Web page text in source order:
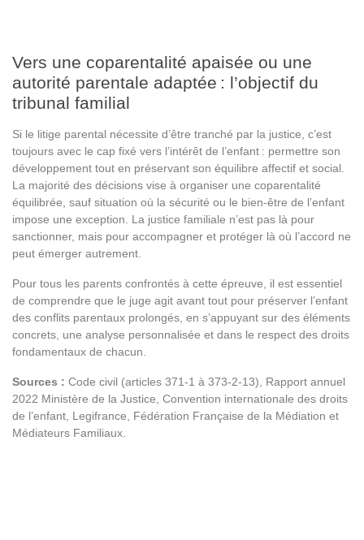
Vers une coparentalité apaisée ou une
autorité parentale adaptée : l’objectif du
tribunal familial
Si le litige parental nécessite d’être tranché par la justice, c’est
toujours avec le cap fixé vers l’intérêt de l’enfant : permettre son
développement tout en préservant son équilibre affectif et social.
La majorité des décisions vise à organiser une coparentalité
équilibrée, sauf situation où la sécurité ou le bien-être de l’enfant
impose une exception. La justice familiale n’est pas là pour
sanctionner, mais pour accompagner et protéger là où l’accord ne
peut émerger autrement.
Pour tous les parents confrontés à cette épreuve, il est essentiel
de comprendre que le juge agit avant tout pour préserver l’enfant
des conflits parentaux prolongés, en s’appuyant sur des éléments
concrets, une analyse personnalisée et dans le respect des droits
fondamentaux de chacun.
Sources : Code civil (articles 371-1 à 373-2-13), Rapport annuel
2022 Ministère de la Justice, Convention internationale des droits
de l’enfant, Legifrance, Fédération Française de la Médiation et
Médiateurs Familiaux.